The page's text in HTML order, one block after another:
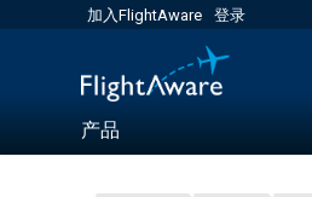
加入FlightAware 登录
产品